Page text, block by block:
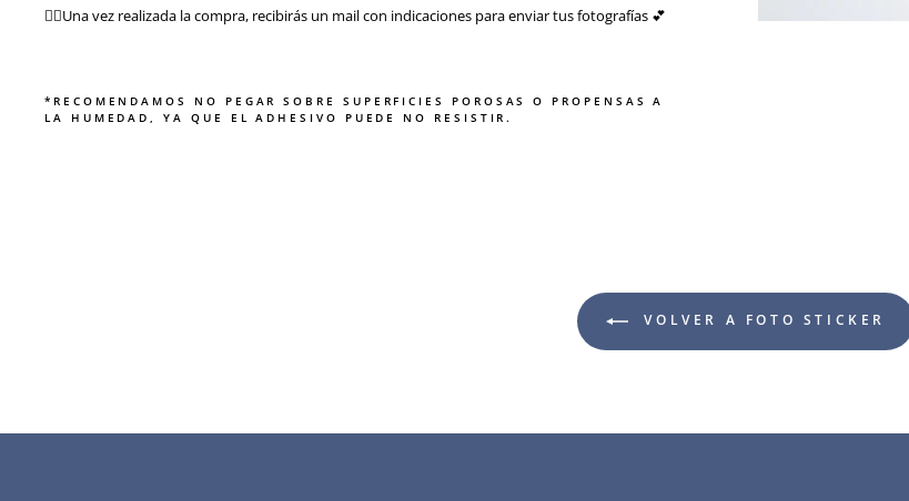
👉🏻Una vez realizada la compra, recibirás un mail con indicaciones para enviar tus fotografías 💕
*RECOMENDAMOS NO PEGAR SOBRE SUPERFICIES POROSAS O PROPENSAS A
LA HUMEDAD, YA QUE EL ADHESIVO PUEDE NO RESISTIR.
VOLVER A FOTO STICKER